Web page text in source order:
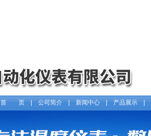
首 页| 公司简介| 新闻中心| 产品展示|